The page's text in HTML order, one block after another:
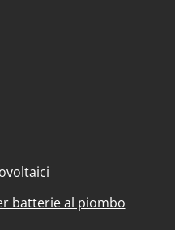
batterie al piombo